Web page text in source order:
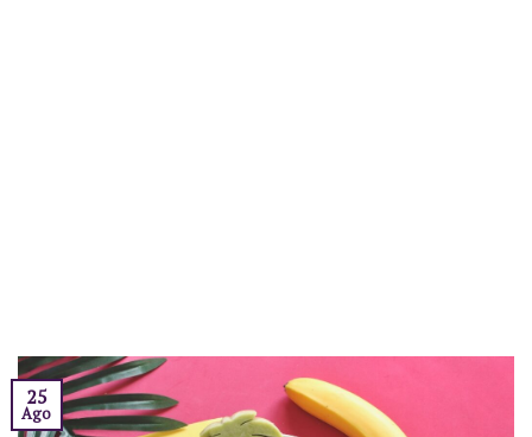
25
Ago